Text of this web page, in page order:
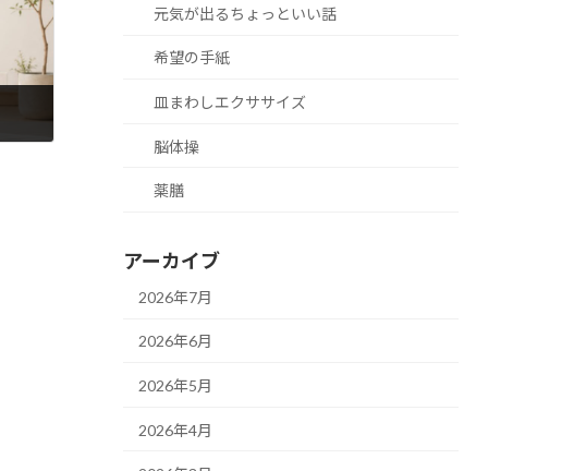
元気が出るちょっといい話
希望の手紙
皿まわしエクササイズ
脳体操
薬膳
アーカイブ
2026年7月
2026年6月
2026年5月
2026年4月